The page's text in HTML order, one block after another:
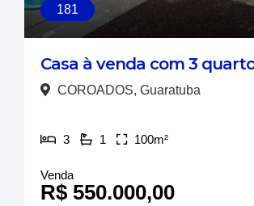
181
Casa à venda com 3
COROADOS, Guaratuba
3 1 100m²
Venda
R$ 550.000,00